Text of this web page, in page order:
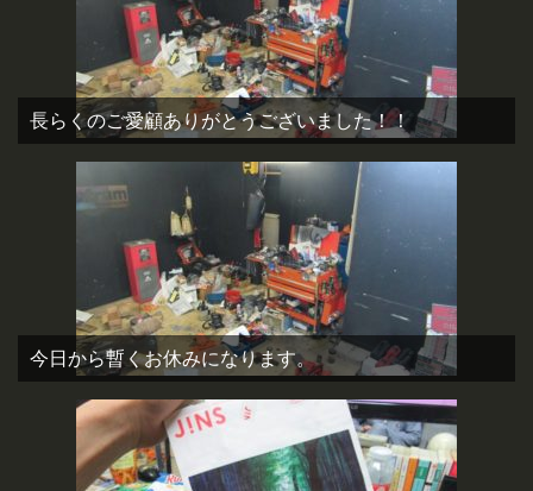
長らくのご愛顧ありがとうございました！！
今日から暫くお休みになります。